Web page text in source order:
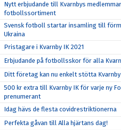
Nytt erbjudande till Kvarnbys
fotbollssortiment
Svensk fotboll startar insamling till
Ukraina
Pristagare i Kvarnby IK 2021
Erbjudande på fotbollsskor för alla
Ditt företag kan nu enkelt stötta
500 kr extra till Kvarnby IK för varje ny
prenumerant
Idag hävs de flesta covidrestriktionerna
Perfekta gåvan till Alla hjärtans dag!